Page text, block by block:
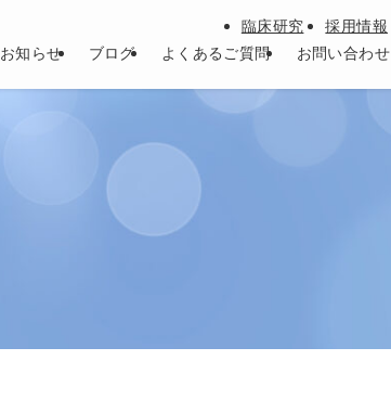
お知らせ ブログ よくあるご質問 お問い合わせ
臨床研究 採用情報